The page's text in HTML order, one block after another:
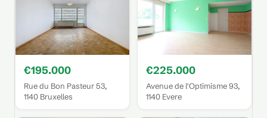
€195.000
Rue du Bon Pasteur 53,
1140 Bruxelles
€225.000
Avenue de l'Optimisme 93,
1140 Evere